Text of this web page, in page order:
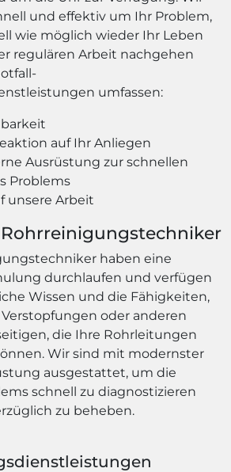
und effektiv um Ihr Problem,
wie möglich wieder Ihr Leben
regulären Arbeit nachgehen
umfassen:
auf Ihr Anliegen
Ausrüstung zur schnellen
Problems
unsere Arbeit
haben eine
durchlaufen und verfügen
Wissen und die Fähigkeiten,
oder anderen
die Ihre Rohrleitungen
Wir sind mit modernster
ausgestattet, um die
schnell zu diagnostizieren
zu beheben.